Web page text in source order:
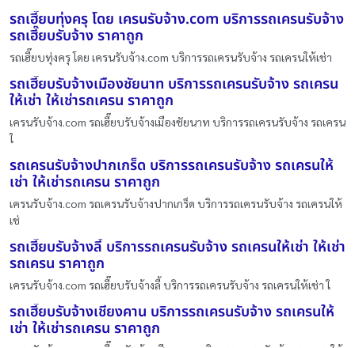
รถเฮี๊ยบทุ่งครุ โดย เครนรับจ้าง.com บริการรถเครนรับจ้าง
รถเฮี๊ยบรับจ้าง ราคาถูก
รถเฮี๊ยบทุ่งครุ โดย เครนรับจ้าง.com บริการรถเครนรับจ้าง รถเครนให้เช่า
รถเฮี๊ยบรับจ้างเมืองชัยนาท บริการรถเครนรับจ้าง รถเครน
ให้เช่า ให้เช่ารถเครน ราคาถูก
เครนรับจ้าง.com รถเฮี๊ยบรับจ้างเมืองชัยนาท บริการรถเครนรับจ้าง รถเครน
ใ
รถเครนรับจ้างปากเกร็ด บริการรถเครนรับจ้าง รถเครนให้
เช่า ให้เช่ารถเครน ราคาถูก
เครนรับจ้าง.com รถเครนรับจ้างปากเกร็ด บริการรถเครนรับจ้าง รถเครนให้
เช่
รถเฮี๊ยบรับจ้างลี้ บริการรถเครนรับจ้าง รถเครนให้เช่า ให้เช่า
รถเครน ราคาถูก
เครนรับจ้าง.com รถเฮี๊ยบรับจ้างลี้ บริการรถเครนรับจ้าง รถเครนให้เช่า ใ
รถเฮี๊ยบรับจ้างเชียงคาน บริการรถเครนรับจ้าง รถเครนให้
เช่า ให้เช่ารถเครน ราคาถูก